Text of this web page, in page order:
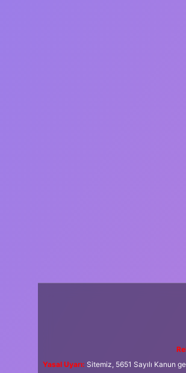
Yasal Uyarı: Sitemiz, 5651 Sayılı Kanun